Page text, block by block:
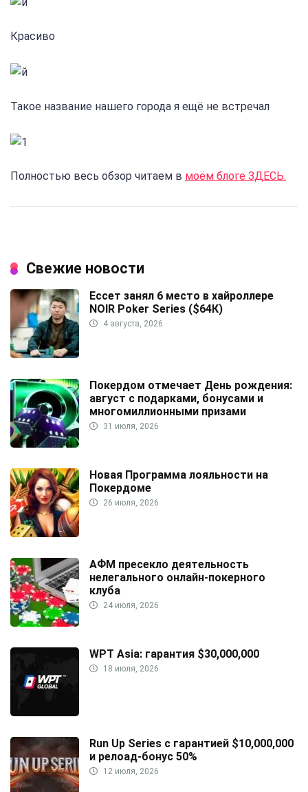
Красиво
Такое название нашего города я ещё не встречал
Полностью весь обзор читаем в моём блоге ЗДЕСЬ.
Свежие новости
Ессет занял 6 место в хайроллере
NOIR Poker Series ($64К)
4 августа, 2026
Покердом отмечает День рождения:
август с подарками, бонусами и
многомиллионными призами
31 июля, 2026
Новая Программа лояльности на
Покердоме
26 июля, 2026
АФМ пресекло деятельность
нелегального онлайн-покерного
клуба
24 июля, 2026
WPT Asia: гарантия $30,000,000
18 июля, 2026
Run Up Series с гарантией $10,000,000
и релоад-бонус 50%
12 июля, 2026